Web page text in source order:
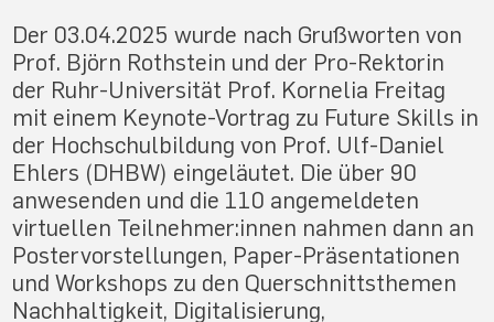
Der 03.04.2025 wurde nach Grußworten von
Prof. Björn Rothstein und der Pro-Rektorin
der Ruhr-Universität Prof. Kornelia Freitag
mit einem Keynote-Vortrag zu Future Skills in
der Hochschulbildung von Prof. Ulf-Daniel
Ehlers (DHBW) eingeläutet. Die über 90
anwesenden und die 110 angemeldeten
virtuellen Teilnehmer:innen nahmen dann an
Postervorstellungen, Paper-Präsentationen
und Workshops zu den Querschnittsthemen
Nachhaltigkeit, Digitalisierung,